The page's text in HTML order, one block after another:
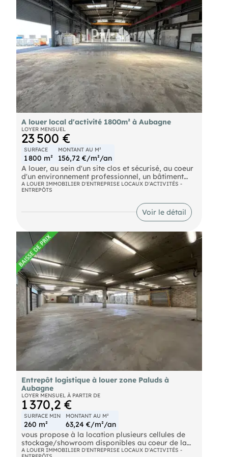
Prestations : Pont roulant, compteur triphasé
compteur jaune, climatisations, rideaux
métalliques, accès PL, dalle béton...
+ Possibilité d'avoir 200 m² en plus de surface
d'entrepôt.
Charges mensuelles HT : 350 euros
Taxe foncière mensuelle : 1.585 euros
A louer local d'activité 1800m² à Aubagne
LOYER MENSUEL
23 500 €
SURFACE
1 800 m²
MONTANT AU M²
156,72 €/m²/an
A louer, au sein d'un site clos et sécurisé, au coeur
d'un environnement professionnel, un bâtiment
d'une superficie totale de 1.800 m² avec un terrain
libre d'environ 8.540 m² composé comme suit :
une hauteur de 9.00 m
. 700 m² de surfaces annexes (vestiaires, bureaux,
locaux sociaux, réfectoire, salle d'archive)
. Terrain libre de 8.540 m²
Bâtiment 2 :
. 200 m² de surface d'entrepôt
Prestations : Pont roulant, compteur triphasé
compteur jaune, climatisations, rideaux
métalliques, accès PL, dalle béton...
Charges annuelles HT + impôt foncier : 28.000
euros
A LOUER IMMOBILIER D'ENTREPRISE LOCAUX D'ACTIVITÉS -
ENTREPÔTS
Voir le détail
Entrepôt logistique à louer zone Paluds à
Aubagne
LOYER MENSUEL À PARTIR DE
1 370,2 €
SURFACE MIN
260 m²
MONTANT AU M²
63,24 €/m²/an
vous propose à la location plusieurs cellules de
stockage/showroom disponibles au coeur de la
zone des Paluds à Aubagne. Accès direct
A LOUER IMMOBILIER D'ENTREPRISE LOCAUX D'ACTIVITÉS -